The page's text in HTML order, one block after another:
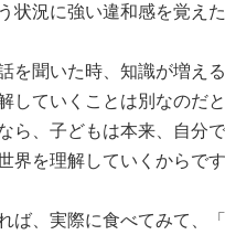
状況に強い違和感を覚えた
を聞いた時、知識が増え
していくことは別なのだ
ら、子どもは本来、自分
界を理解していくからです
ば、実際に食べてみて、